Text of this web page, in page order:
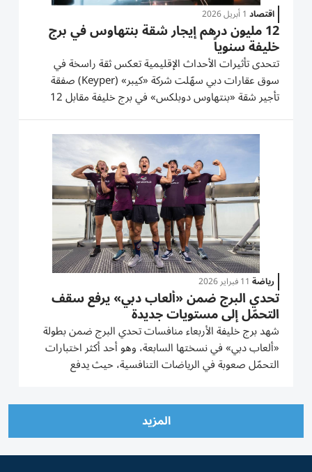
اقتصاد 1 أبريل 2026
12 مليون درهم إيجار شقة بنتهاوس في برج
خليفة سنوياً
تتحدى تأثيرات الأحداث الإقليمية تعكس ثقة راسخة في
سوق عقارات دبي سهّلت شركة «كيبر» (Keyper) صفقة
تأجير شقة «بنتهاوس دوبلكس» في برج خليفة مقابل 12
مليون درهم سنوياً، وهو أعلى إيجار سنوي مسجل لشقة في
دولة الإمارات، ما يُبرز قوة وسيولة سوق تأجير العقارات فائقة
الفخامة في دبي،...
رياضة 11 فبراير 2026
تحدي البرج ضمن «ألعاب دبي» يرفع سقف
التحمّل إلى مستويات جديدة
شهد برج خليفة الأربعاء منافسات تحدي البرج ضمن بطولة
«ألعاب دبي» في نسختها السابعة، وهو أحد أكثر اختبارات
التحمّل صعوبة في الرياضات التنافسية، حيث يدفع
المزيد